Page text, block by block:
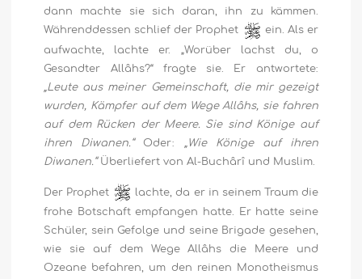
dann machte sie sich daran, ihn zu kämmen.
Währenddessen schlief der Prophet
ein. Als er
aufwachte, lachte er. „Worüber lachst du, o
Gesandter Allâhs?“ fragte sie. Er antwortete:
„Leute aus meiner Gemeinschaft, die mir gezeigt
wurden, Kämpfer auf dem Wege Allâhs, sie fahren
auf dem Rücken der Meere. Sie sind Könige auf
ihren Diwanen.“ Oder:
„Wie Könige auf ihren
Diwanen.“Überliefert von Al-Buchârî und Muslim.
Der Prophet
lachte, da er in seinem Traum die
frohe Botschaft empfangen hatte. Er hatte seine
Schüler, sein Gefolge und seine Brigade gesehen,
wie sie auf dem Wege Allâhs die Meere und
Ozeane befahren, um den reinen Monotheismus